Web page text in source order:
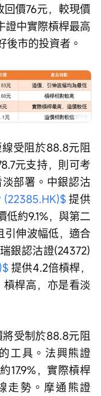
回價76元，較現價
證中實際槓桿最高
後市的投資者。
受阻於88.8元阻
元支持，則可考
部署。中銀認沽
(22385.HK)$ 提供
約9.1%，與第二
引伸波幅低，適合
銀認沽證(24372)
提供4.2倍槓桿，
桿高，亦是看淡
工具。法興熊證
17.9%，實際槓桿
走勢。摩通熊證